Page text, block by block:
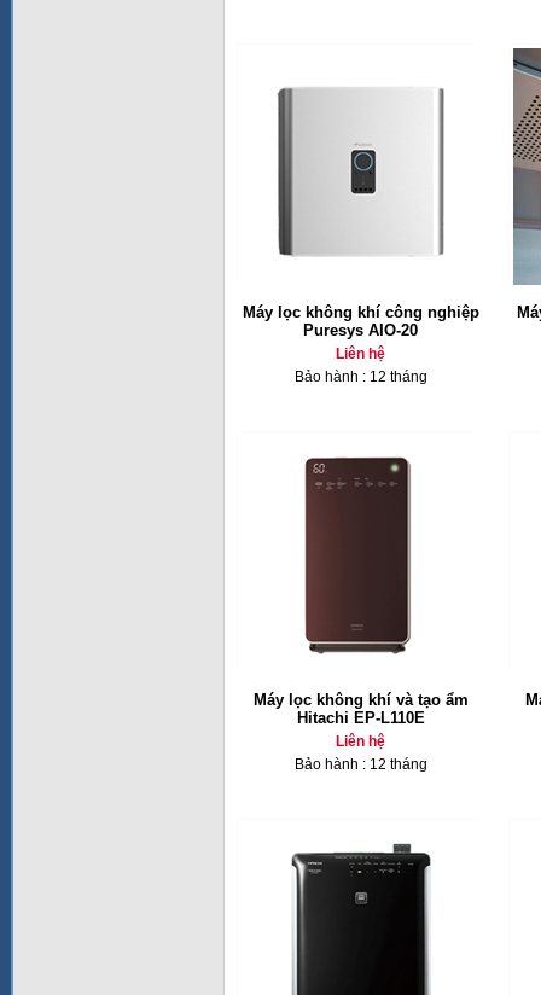
Máy lọc không khí công nghiệp
Puresys AIO-20
Liên hệ
Bảo hành : 12 tháng
Máy lọc không khí và tạo ẩm
Hitachi EP-L110E
Liên hệ
Bảo hành : 12 tháng